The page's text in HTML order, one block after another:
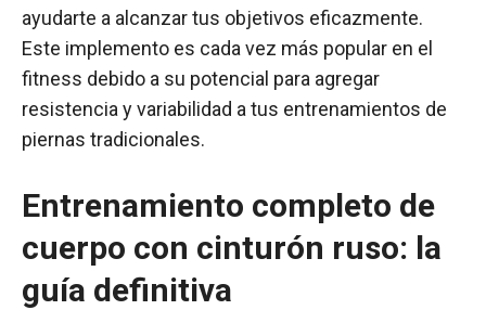
ayudarte a alcanzar tus objetivos eficazmente.
Este implemento es cada vez más popular en el
fitness debido a su potencial para agregar
resistencia y variabilidad a tus entrenamientos de
piernas tradicionales.
Entrenamiento completo de
cuerpo con cinturón ruso: la
guía definitiva